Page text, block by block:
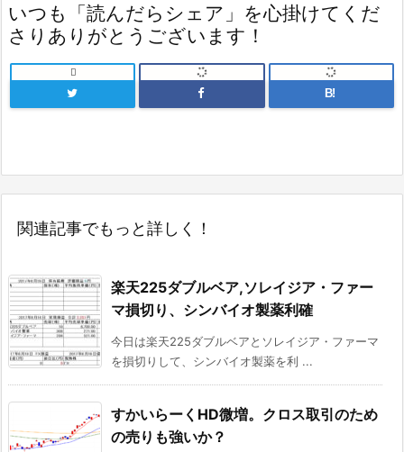
いつも「読んだらシェア」を心掛けてくだ
さりありがとうございます！

B!
関連記事でもっと詳しく！
楽天225ダブルベア,ソレイジア・ファー
マ損切り、シンバイオ製薬利確
今日は楽天225ダブルベアとソレイジア・ファーマ
を損切りして、シンバイオ製薬を利 ...
すかいらーくHD微増。クロス取引のため
の売りも強いか？